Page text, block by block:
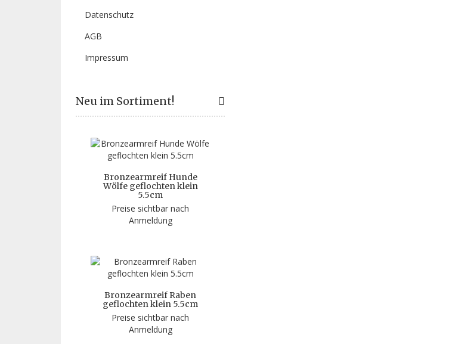
Datenschutz
AGB
Impressum
Neu im Sortiment!
Bronzearmreif Hunde
Wölfe geflochten klein
5.5cm
Preise sichtbar nach
Anmeldung
Bronzearmreif Raben
geflochten klein 5.5cm
Preise sichtbar nach
Anmeldung